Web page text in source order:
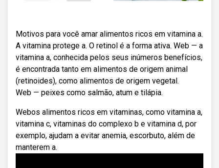
Motivos para você amar alimentos ricos em vitamina a.
A vitamina protege a. O retinol é a forma ativa. Web — a
vitamina a, conhecida pelos seus inúmeros benefícios,
é encontrada tanto em alimentos de origem animal
(retinoides), como alimentos de origem vegetal.
Web — peixes como salmão, atum e tilápia.
Webos alimentos ricos em vitaminas, como vitamina a,
vitamina c, vitaminas do complexo b e vitamina d, por
exemplo, ajudam a evitar anemia, escorbuto, além de
manterem a.